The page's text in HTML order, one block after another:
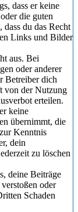
dass er keine
die guten
dass du das Recht
Links und Bilder
aus. Bei
oder anderer
Betreiber dich
von der Nutzung
erteilen.
keine
übernimmt, die
Kenntnis
dein
zu löschen
deine Beiträge
oder
Schaden